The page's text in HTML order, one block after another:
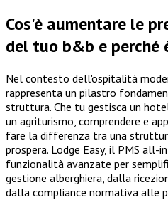
Cos'è aumentare le
del tuo b&b e perché
Nel contesto dell'ospitalità
rappresenta un pilastro
struttura. Che tu gestisca un
un agriturismo, comprendere e
fare la differenza tra una
prospera. Lodge Easy, il PMS all-
funzionalità avanzate per
gestione alberghiera, dalla
dalla compliance normativa alle